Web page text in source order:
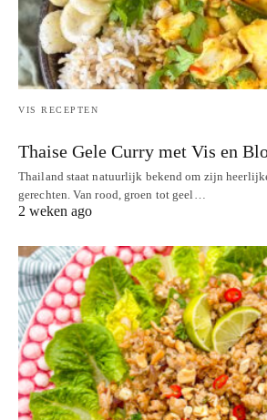
VIS RECEPTEN
Thaise Gele Curry met Vis en
Thailand staat natuurlijk bekend om zijn
gerechten. Van rood, groen tot geel…
2 weken ago